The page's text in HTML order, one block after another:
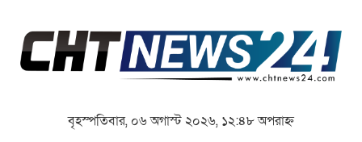
বৃহস্পতিবার, ০৬ অগাস্ট ২০২৬, ১২:৪৮ অপরাহ্ন